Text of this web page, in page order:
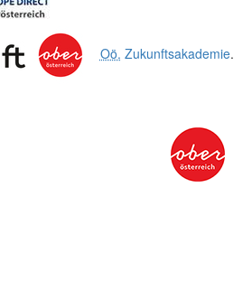
Oö. Zukunftsakademie.